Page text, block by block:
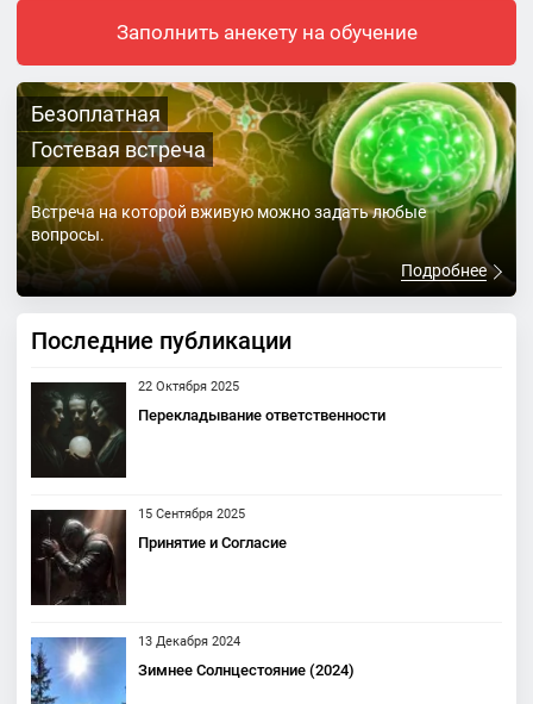
Заполнить анекету на обучение
Безоплатная
Гостевая встреча
Встреча на которой вживую можно задать любые
вопросы.
Подробнее
Последние публикации
22 Октября 2025
Перекладывание ответственности
15 Сентября 2025
Принятие и Согласие
13 Декабря 2024
Зимнее Солнцестояние (2024)